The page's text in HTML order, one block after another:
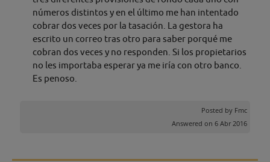
números distintos y en el último me han intentado
cobrar dos veces por la tasación. La gestora ha
escrito un correo tras otro para saber porqué me
cobran dos veces y no responden. Si los propietarios
no les importaba esperar ya me iría con otro banco.
Es penoso.
Posted by Fmc
Answered on 6 Abr 2016